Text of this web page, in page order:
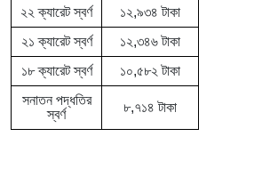
২২ ক্যারেট স্বর্ণ
১২,৯৩৪ টাকা
২১ ক্যারেট স্বর্ণ
১২,৩৪৬ টাকা
১৮ ক্যারেট স্বর্ণ
১০,৫৮২ টাকা
সনাতন পদ্ধতির
স্বর্ণ
৮,৭১৪ টাকা